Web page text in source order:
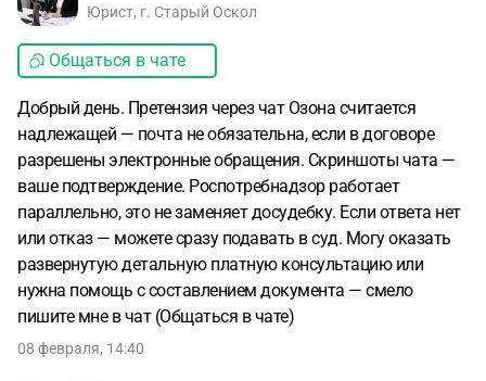
Юрист, г. Старый Оскол
Общаться в чате
Добрый день. Претензия через чат Озона считается
надлежащей — почта не обязательна, если в договоре
разрешены электронные обращения. Скриншоты чата —
ваше подтверждение. Роспотребнадзор работает
параллельно, это не заменяет досудебку. Если ответа нет
или отказ — можете сразу подавать в суд. Могу оказать
развернутую детальную платную консультацию или
нужна помощь с составлением документа — смело
пишите мне в чат (Общаться в чате)
08 февраля, 14:40